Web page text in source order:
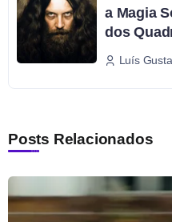
a Magia
dos
Luís
Posts Relacionados